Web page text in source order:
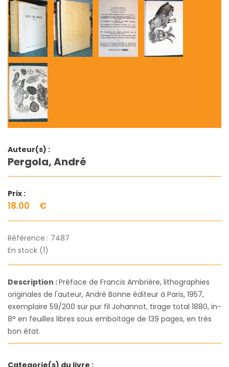
Auteur(s) :
Pergola, André
Prix :
18.00 €
Référence : 7487
En stock (1)
Description :Préface de Francis Ambrière, lithographies
originales de l'auteur, André Bonne éditeur à Paris, 1957,
exemplaire 59/200 sur pur fil Johannot, tirage total 1880, in-
8° en feuilles libres sous emboitage de 139 pages, en très
bon état.
Categorie(s) du livre :